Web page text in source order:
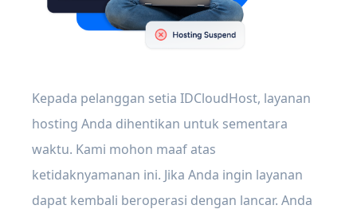
Kepada pelanggan setia IDCloudHost, layanan
hosting Anda dihentikan untuk sementara
waktu. Kami mohon maaf atas
ketidaknyamanan ini. Jika Anda ingin layanan
dapat kembali beroperasi dengan lancar. Anda